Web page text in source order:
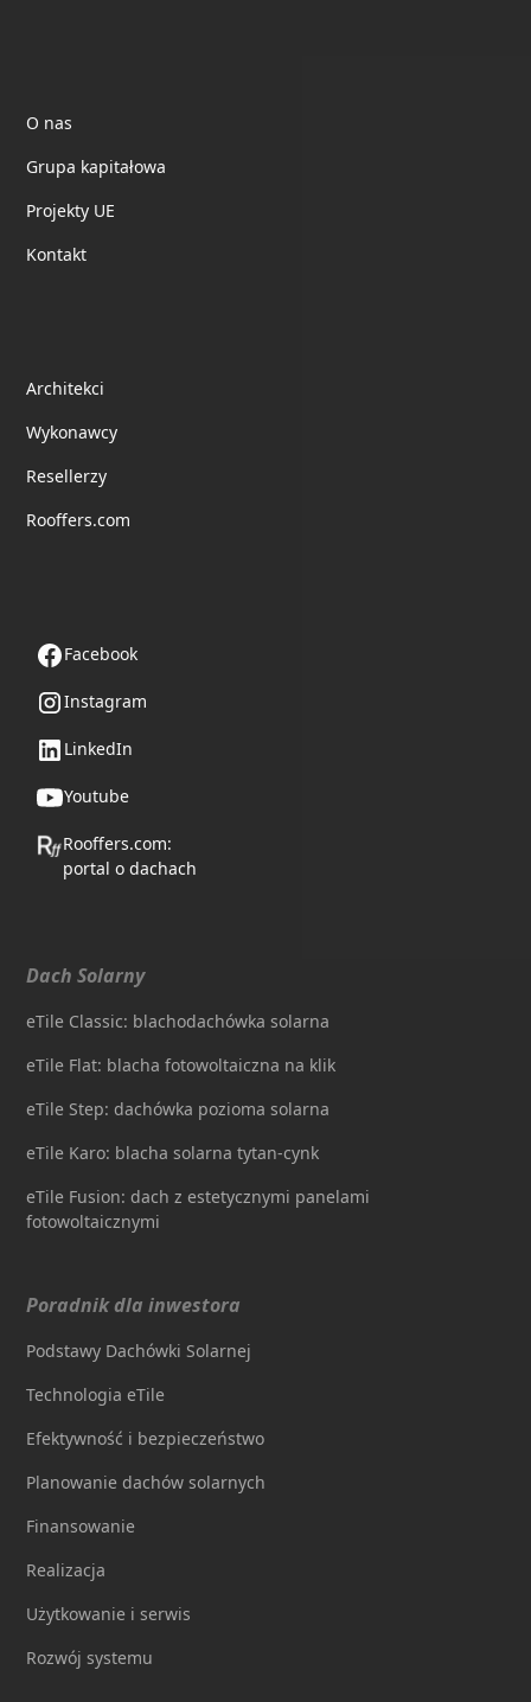
O nas
Grupa kapitałowa
Projekty UE
Kontakt
Architekci
Wykonawcy
Resellerzy
Rooffers.com
Facebook
Instagram
LinkedIn
Youtube
Rooffers.com:
portal o dachach
Dach Solarny
eTile Classic: blachodachówka solarna
eTile Flat: blacha fotowoltaiczna na klik
eTile Step: dachówka pozioma solarna
eTile Karo: blacha solarna tytan-cynk
eTile Fusion: dach z estetycznymi panelami
fotowoltaicznymi
Poradnik dla inwestora
Podstawy Dachówki Solarnej
Technologia eTile
Efektywność i bezpieczeństwo
Planowanie dachów solarnych
Finansowanie
Realizacja
Użytkowanie i serwis
Rozwój systemu